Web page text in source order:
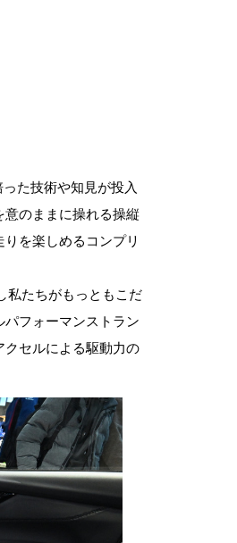
た技術や知見が投入
意のままに操れる操縦
を楽しめるコンプリ
私たちがもっともこだ
フォーマンストラン
クセルによる駆動力の